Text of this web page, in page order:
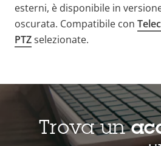
esterni, è disponibile in
oscurata. Compatibile con
PTZselezionate.
Trova un